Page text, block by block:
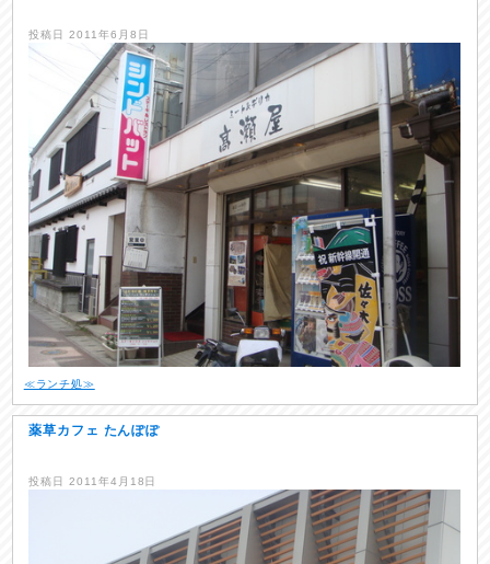
投稿日 2011年6月8日
≪ランチ処≫
薬草カフェ たんぽぽ
投稿日 2011年4月18日